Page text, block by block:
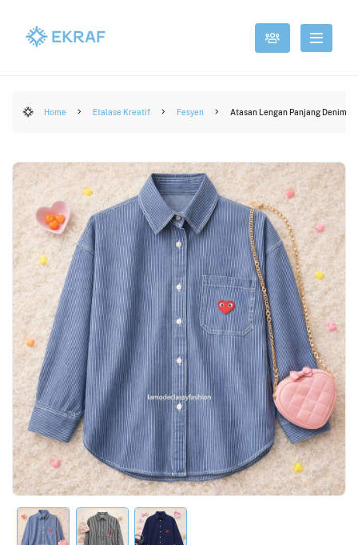
Home Etalase Kreatif Fesyen Atasan Lengan Panjang Denim